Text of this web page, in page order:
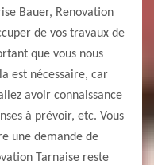
Bauer, Renovation
de vos travaux de
que vous nous
est nécessaire, car
avoir connaissance
à prévoir, etc. Vous
une demande de
Tarnaise reste